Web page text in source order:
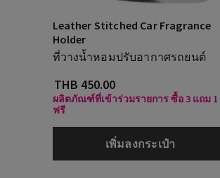
Leather Stitched Car Fragrance
Holder
ที่วางน้ำหอมปรับอากาศรถยนต์
THB 450.00
ผลิตภัณฑ์ที่เข้าร่วมรายการ ซื้อ 3 แถม 1
ฟรี
เพิ่มลงกระเป๋า